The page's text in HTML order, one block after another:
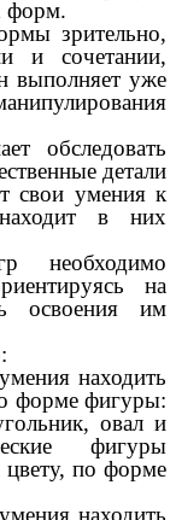
форм.
зрительно,
и сочетании,
выполняет уже
обследовать
детали
свои умения к
в них
необходимо
на
освоения им
находить
форме фигуры:
овал и
фигуры
по форме